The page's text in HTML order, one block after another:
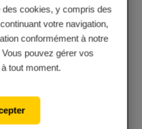
cookies, y compris des
votre navigation,
conformément à notre
pouvez gérer vos
tout moment.